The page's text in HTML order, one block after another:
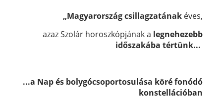
„Magyarország csillagzatának éves,
azaz Szolár horoszkópjának a legnehezebb
időszakába tértünk...
...a Nap és bolygócsoportosulása köré fonódó
konstellációban